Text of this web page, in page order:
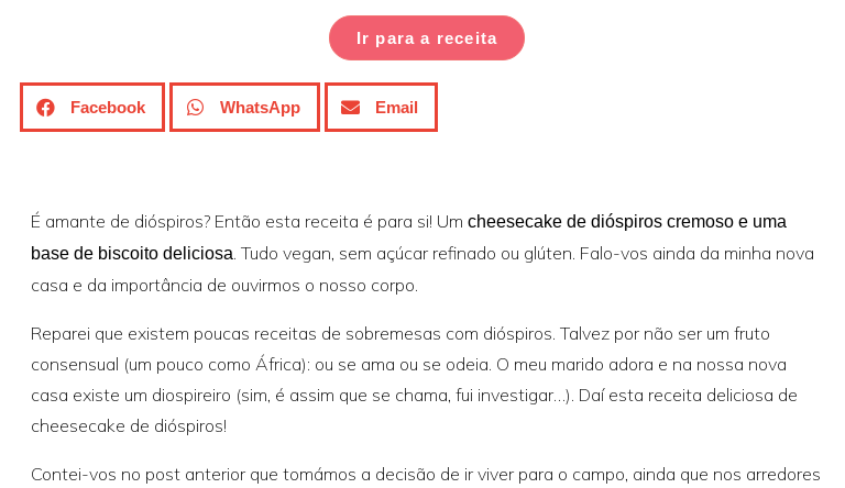
Ir para a receita
Facebook WhatsApp Email
É amante de dióspiros? Então esta receita é para si! Um cheesecake de dióspiros cremoso e uma
base de biscoito deliciosa. Tudo vegan, sem açúcar refinado ou glúten. Falo-vos ainda da minha nova
casa e da importância de ouvirmos o nosso corpo.
Reparei que existem poucas receitas de sobremesas com dióspiros. Talvez por não ser um fruto
consensual (um pouco como África): ou se ama ou se odeia. O meu marido adora e na nossa nova
casa existe um diospireiro (sim, é assim que se chama, fui investigar…). Daí esta receita deliciosa de
cheesecake de dióspiros!
Contei-vos no post anterior que tomámos a decisão de ir viver para o campo, ainda que nos arredores